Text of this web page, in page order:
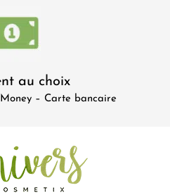
au choix
– Carte bancaire